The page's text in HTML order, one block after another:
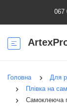
067
Головна Для
Плівка на
Самоклеюча